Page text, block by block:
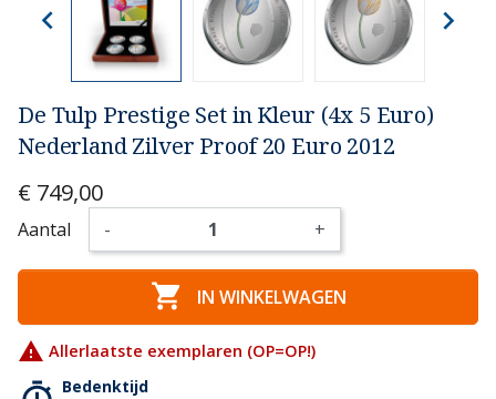
 
De Tulp Prestige Set in Kleur (4x 5 Euro)
Nederland Zilver Proof 20 Euro 2012
€ 749,00
Aantal - +
 IN WINKELWAGEN
 Allerlaatste exemplaren (OP=OP!)
Bedenktijd